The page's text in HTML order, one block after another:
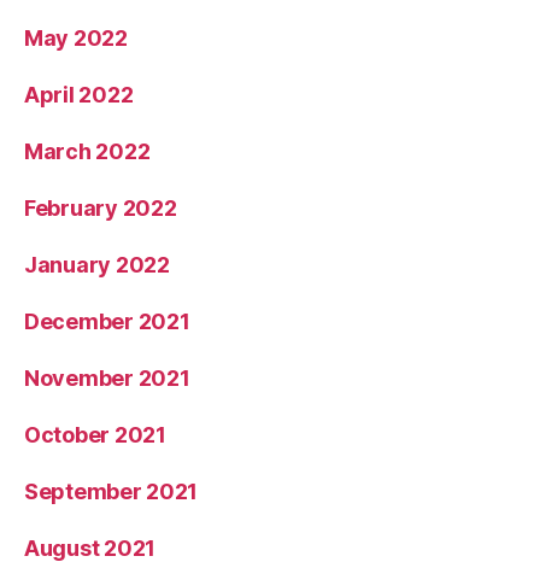
May 2022
April 2022
March 2022
February 2022
January 2022
December 2021
November 2021
October 2021
September 2021
August 2021